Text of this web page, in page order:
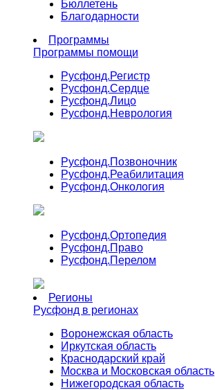
Бюллетень
Благодарности
Программы
Программы помощи
Русфонд.Регистр
Русфонд.Сердце
Русфонд.Лицо
Русфонд.Неврология
Русфонд.Позвоночник
Русфонд.Реабилитация
Русфонд.Онкология
Русфонд.Ортопедия
Русфонд.Право
Русфонд.Перелом
Регионы
Русфонд в регионах
Воронежская область
Иркутская область
Краснодарский край
Москва и Московская область
Нижегородская область